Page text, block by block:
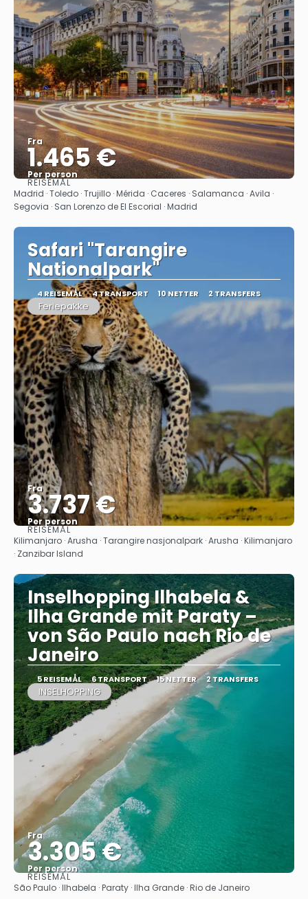
Fra
1.465 €
Per person
Se
REISEMÅL
Madrid · Toledo · Trujillo · Mérida · Caceres‎ · Salamanca · Avila ·
Segovia · San Lorenzo de El Escorial · Madrid
Safari "Tarangire
Nationalpark"
4 REISEMÅL 4 TRANSPORT 10 NETTER 2 TRANSFERS
Feriepakke
Fra
3.737 €
Per person
Se
REISEMÅL
Kilimanjaro · Arusha · Tarangire nasjonalpark · Arusha · Kilimanjaro
· Zanzibar Island
Inselhopping Ilhabela &
Ilha Grande mit Paraty –
von São Paulo nach Rio de
Janeiro
5 REISEMÅL 6 TRANSPORT 15 NETTER 2 TRANSFERS
INSELHOPPING
Fra
3.305 €
Per person
Se
REISEMÅL
São Paulo · Ilhabela · Paraty · Ilha Grande · Rio de Janeiro